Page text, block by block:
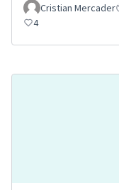
Cristian Mercader
4